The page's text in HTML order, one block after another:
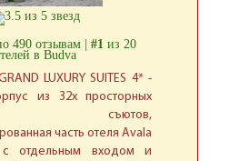
490 отзывам |#1 из 20
в Budva
LUXURY SUITES 4* -
из 32х просторных
съютов,
часть отеля Avala
с отдельным входом и